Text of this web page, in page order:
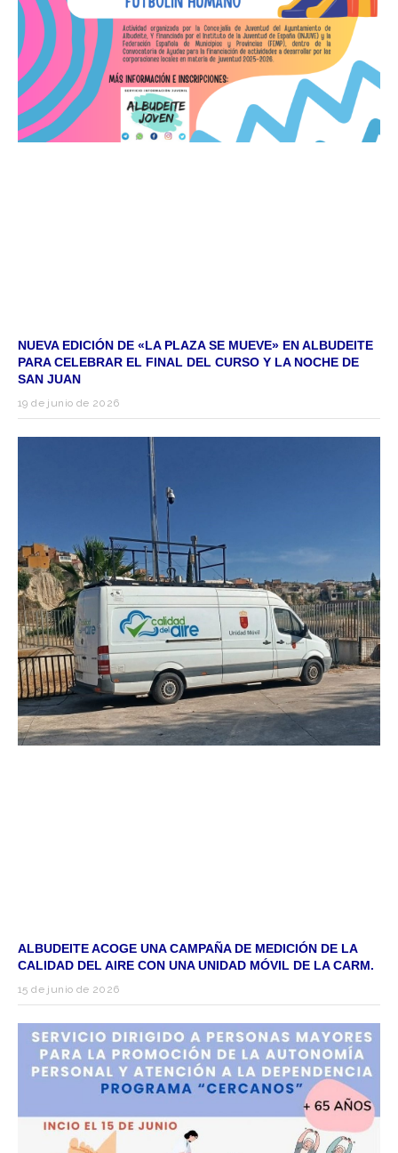
NUEVA EDICIÓN DE «LA PLAZA SE MUEVE» EN ALBUDEITE
PARA CELEBRAR EL FINAL DEL CURSO Y LA NOCHE DE
SAN JUAN
19 de junio de 2026
ALBUDEITE ACOGE UNA CAMPAÑA DE MEDICIÓN DE LA
CALIDAD DEL AIRE CON UNA UNIDAD MÓVIL DE LA CARM.
15 de junio de 2026